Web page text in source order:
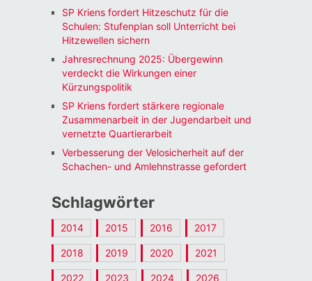
SP Kriens fordert Hitzeschutz für die
Schulen: Stufenplan soll Unterricht bei
Hitzewellen sichern
Jahresrechnung 2025: Übergewinn
verdeckt die Wirkungen einer
Kürzungspolitik
SP Kriens fordert stärkere regionale
Zusammenarbeit in der Jugendarbeit und
vernetzte Quartierarbeit
Verbesserung der Velosicherheit auf der
Schachen- und Amlehnstrasse gefordert
Schlagwörter
2014 2015 2016 2017
2018 2019 2020 2021
2022 2023 2024 2026